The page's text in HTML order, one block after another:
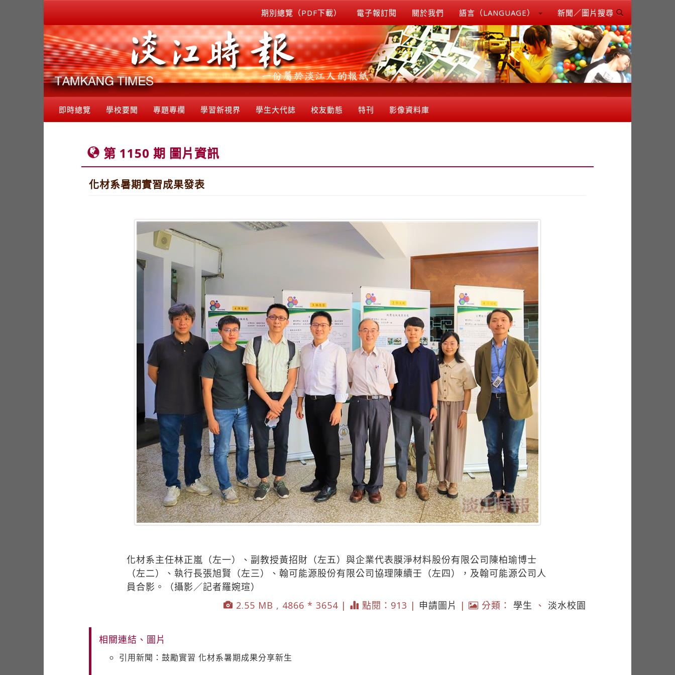
期別總覽（PDF下載） 電子報訂閱 關於我們 語言（LANGUAGE） 新聞／圖片搜尋
即時總覽 學校要聞 專題專欄 學習新視界 學生大代誌 校友動態 特刊 影像資料庫
第 1150 期 圖片資訊
化材系暑期實習成果發表
化材系主任林正嵐（左一）、副教授黃招財（左五）與企業代表膜淨材料股份有限公司陳柏瑜博士
（左二）、執行長張旭賢（左三）、翰可能源股份有限公司協理陳續壬（左四），及翰可能源公司人
員合影。（攝影／記者羅婉瑄）
2.55 MB , 4866 * 3654 |
點閱：913 | 申請圖片 | 分類： 學生 、 淡水校園
相關連結、圖片
引用新聞：鼓勵實習 化材系暑期成果分享新生